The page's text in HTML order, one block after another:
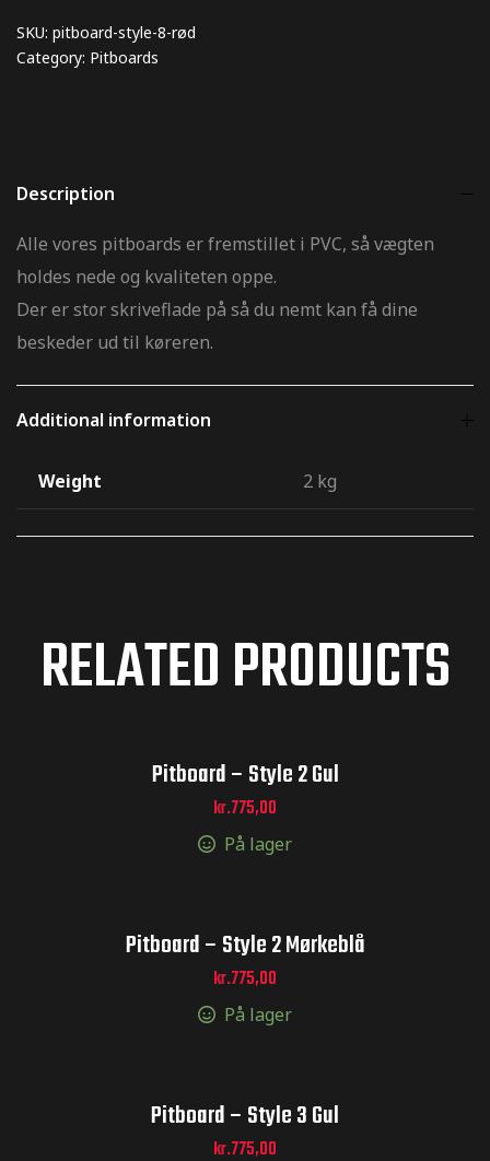
SKU: pitboard-style-8-rød
Category: Pitboards
Description
Alle vores pitboards er fremstillet i PVC, så vægten
holdes nede og kvaliteten oppe.
Der er stor skriveflade på så du nemt kan få dine
beskeder ud til køreren.
Additional information
Weight 2 kg
RELATED PRODUCTS
Pitboard – Style 2 Gul
kr.775,00
På lager
Pitboard – Style 2 Mørkeblå
kr.775,00
På lager
Pitboard – Style 3 Gul
kr.775,00